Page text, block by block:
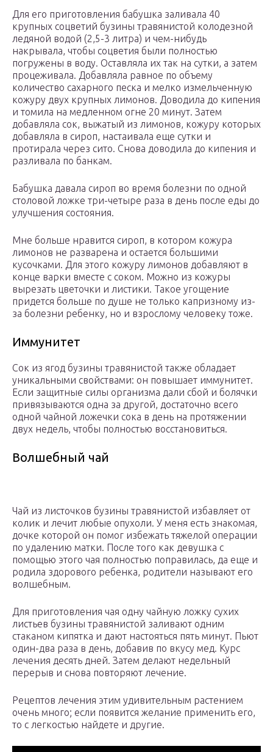
Для его приготовления бабушка заливала 40
крупных соцветий бузины травянистой колодезной
ледяной водой (2,5-3 литра) и чем-нибудь
накрывала, чтобы соцветия были полностью
погружены в воду. Оставляла их так на сутки, а затем
процеживала. Добавляла равное по объему
количество сахарного песка и мелко измельченную
кожуру двух крупных лимонов. Доводила до кипения
и томила на медленном огне 20 минут. Затем
добавляла сок, выжатый из лимонов, кожуру которых
добавляла в сироп, настаивала еще сутки и
протирала через сито. Снова доводила до кипения и
разливала по банкам.
Бабушка давала сироп во время болезни по одной
столовой ложке три-четыре раза в день после еды до
улучшения состояния.
Мне больше нравится сироп, в котором кожура
лимонов не разварена и остается большими
кусочками. Для этого кожуру лимонов добавляют в
конце варки вместе с соком. Можно из кожуры
вырезать цветочки и листики. Такое угощение
придется больше по душе не только капризному из-
за болезни ребенку, но и взрослому человеку тоже.
Иммунитет
Сок из ягод бузины травянистой также обладает
уникальными свойствами: он повышает иммунитет.
Если защитные силы организма дали сбой и болячки
привязываются одна за другой, достаточно всего
одной чайной ложечки сока в день на протяжении
двух недель, чтобы полностью восстановиться.
Волшебный чай
Чай из листочков бузины травянистой избавляет от
колик и лечит любые опухоли. У меня есть знакомая,
дочке которой он помог избежать тяжелой операции
по удалению матки. После того как девушка с
помощью этого чая полностью поправилась, да еще и
родила здорового ребенка, родители называют его
волшебным.
Для приготовления чая одну чайную ложку сухих
листьев бузины травянистой заливают одним
стаканом кипятка и дают настояться пять минут. Пьют
один-два раза в день, добавив по вкусу мед. Курс
лечения десять дней. Затем делают недельный
перерыв и снова повторяют лечение.
Рецептов лечения этим удивительным растением
очень много; если появится желание применить его,
то с легкостью найдете и другие.